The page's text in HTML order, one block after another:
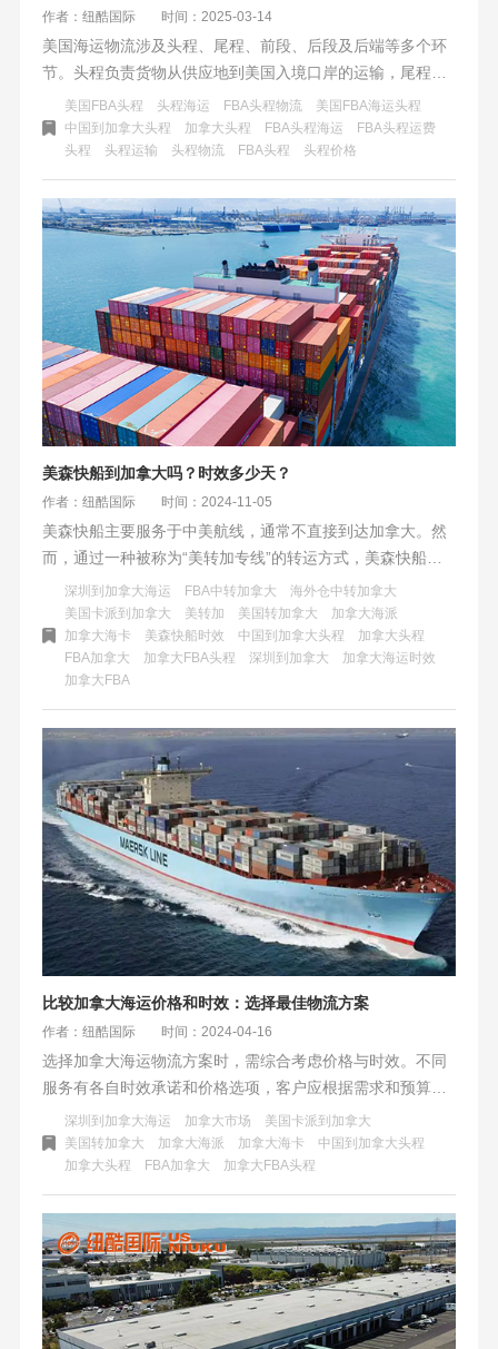
作者：纽酷国际 时间：2025-03-14
美国海运物流涉及头程、尾程、前段、后段及后端等多个环
节。头程负责货物从供应地到美国入境口岸的运输，尾程则
负责从入境口岸到最终用户的配送。前段是头程的前期准
备，后段可能涉及尾程后的相关服务。后端则提供海运物流
的支持性服务和系统。各环节相互关联，共同构成跨境物流
完整生态。
美国FBA头程 头程海运 FBA头程物流
美国FBA海运头程
中国到加拿大头程
加拿大头程 FBA头程海运
FBA头程运费
头程
头程运输 头程物流 FBA头程 头程价格
美森快船到加拿大吗？时效多少天？
作者：纽酷国际 时间：2024-11-05
美森快船主要服务于中美航线，通常不直接到达加拿大。然
而，通过一种被称为“美转加专线”的转运方式，美森快船可
以从美国转运至加拿大。这种方式涉及从上海、宁波等地出
发的美森快船抵达美国后，再由卡车派送到加拿大的FBA仓
库。整体运输时间相对较短，且有一定的赔付保障。虽然美
森快船本身不直接到达加拿大，但通过转运方式，它仍然为
加拿大提供了高效、可靠的海运物流服务。
深圳到加拿大海运 FBA中转加拿大
海外仓中转加拿大
美国卡派到加拿大
美转加 美国转加拿大
加拿大海派
加拿大海卡
美森快船时效 中国到加拿大头程
加拿大头程
FBA加拿大
加拿大FBA头程 深圳到加拿大
加拿大海运时效
加拿大FBA
比较加拿大海运价格和时效：选择最佳物流方案
作者：纽酷国际 时间：2024-04-16
选择加拿大海运物流方案时，需综合考虑价格与时效。不同
服务有各自时效承诺和价格选项，客户应根据需求和预算选
择。注意潜在延误风险和赔偿政策，特别是冬季塞港和拥堵
时。确保物流方案满足企业运营需求，选择最佳方案是关
键。
深圳到加拿大海运 加拿大市场
美国卡派到加拿大
美国转加拿大
加拿大海派 加拿大海卡
中国到加拿大头程
加拿大头程
FBA加拿大 加拿大FBA头程